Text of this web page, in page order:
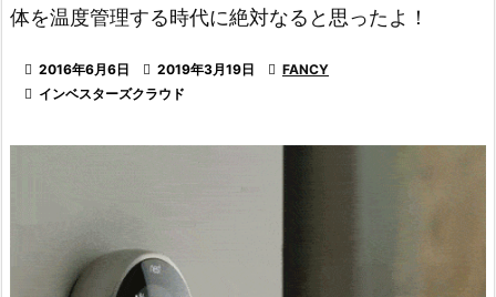
体を温度管理する時代に絶対なると思ったよ！
 2016年6月6日  2019年3月19日  FANCY
 インベスターズクラウド